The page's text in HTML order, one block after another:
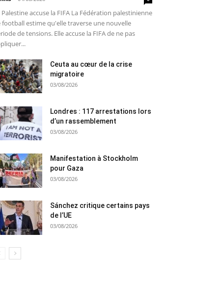
Palestine accuse la FIFA La Fédération palestinienne
football estime qu'elle traverse une nouvelle
de tensions. Elle accuse la FIFA de ne pas
Ceuta au cœur de la crise
migratoire
03/08/2026
Londres : 117 arrestations lors
d’un rassemblement
03/08/2026
Manifestation à Stockholm
pour Gaza
03/08/2026
Sánchez critique certains pays
de l’UE
03/08/2026